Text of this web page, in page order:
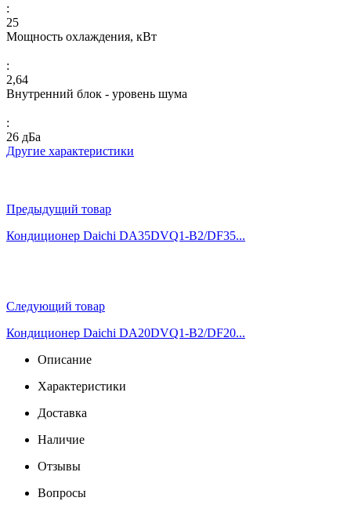
:
25
Мощность охлаждения, кВт
:
2,64
Внутренний блок - уровень шума
:
26 дБа
Другие характеристики
Предыдущий товар
Кондиционер Daichi DA35DVQ1-B2/DF35...
Следующий товар
Кондиционер Daichi DA20DVQ1-B2/DF20...
Описание
Характеристики
Доставка
Наличие
Отзывы
Вопросы